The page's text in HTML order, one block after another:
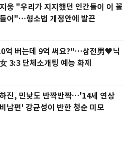
웅 "우리가 지지했던 인간들이 이 꼴
어"…형소법 개정안에 발끈
억 버는데 9억 써요?"…삼전男♥닉
3:3 단체소개팅 예능 화제
진, 민낯도 반짝반짝…'14세 연상
남편' 강균성이 반한 청순 미모